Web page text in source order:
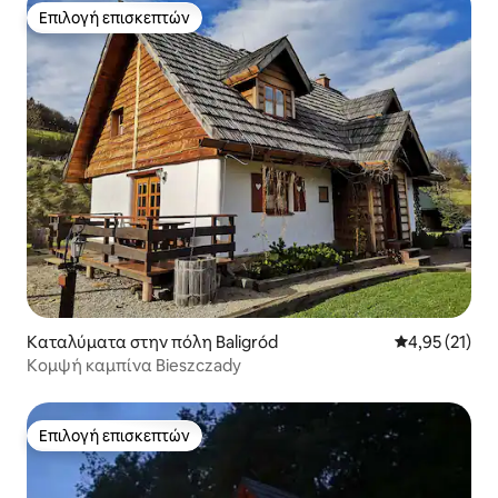
Επιλογή επισκεπτών
Επιλογή επισκεπτών
Καταλύματα στην πόλη Baligród Μέση
4,95 (21)
Κομψή καμπίνα Bieszczady
Επιλογή επισκεπτών
Επιλογή επισκεπτών